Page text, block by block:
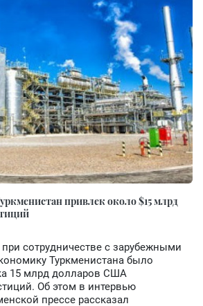
привлек около $15 млрд
сотрудничестве с зарубежными
Туркменистана было
15 млрд долларов США
Об этом в интервью
прессе рассказал